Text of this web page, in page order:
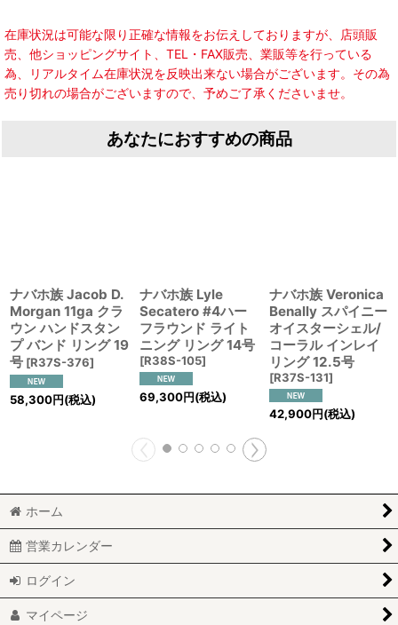
在庫状況は可能な限り正確な情報をお伝えしておりますが、店頭販
売、他ショッピングサイト、TEL・FAX販売、業販等を行っている
為、リアルタイム在庫状況を反映出来ない場合がございます。その為
売り切れの場合がございますので、予めご了承くださいませ。
あなたにおすすめの商品
ナバホ族 Jacob D.
Morgan 11ga クラ
ウン ハンドスタン
プ バンド リング 19
号 [R37S-376]
58,300円(税込)
ナバホ族 Lyle
Secatero #4ハー
フラウンド ライト
ニング リング 14号
[R38S-105]
69,300円(税込)
ナバホ族 Veronica
Benally スパイニー
オイスターシェル/
コーラル インレイ
リング 12.5号
[R37S-131]
42,900円(税込)
ホーム
営業カレンダー
ログイン
マイページ